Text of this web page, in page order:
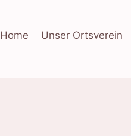
Home Unser Ortsverein